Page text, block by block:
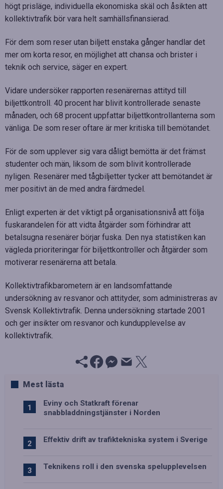
högt prisläge, individuella ekonomiska skäl och åsikten att
kollektivtrafik bör vara helt samhällsfinansierad.
För dem som reser utan biljett enstaka gånger handlar det
mer om korta resor, en möjlighet att chansa och brister i
teknik och service, säger en expert.
Vidare undersöker rapporten resenärernas attityd till
biljettkontroll. 40 procent har blivit kontrollerade senaste
månaden, och 68 procent uppfattar biljettkontrollanterna som
vänliga. De som reser oftare är mer kritiska till bemötandet.
För de som upplever sig vara dåligt bemötta är det främst
studenter och män, liksom de som blivit kontrollerade
nyligen. Resenärer med tågbiljetter tycker att bemötandet är
mer positivt än de med andra färdmedel.
Enligt experten är det viktigt på organisationsnivå att följa
fuskarandelen för att vidta åtgärder som förhindrar att
betalsugna resenärer börjar fuska. Den nya statistiken kan
vägleda prioriteringar för biljettkontroller och åtgärder som
motiverar resenärerna att betala.
Kollektivtrafikbarometern är en landsomfattande
undersökning av resvanor och attityder, som administreras av
Svensk Kollektivtrafik. Denna undersökning startade 2001
och ger insikter om resvanor och kundupplevelse av
kollektivtrafik.
Mest lästa
Eviny och Statkraft förenar
snabbladdningstjänster i Norden
Effektiv drift av trafiktekniska system i Sverige
Teknikens roll i den svenska spelupplevelsen